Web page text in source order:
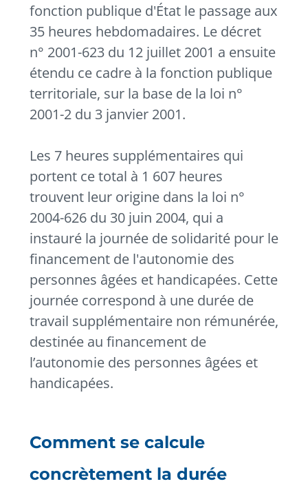
fonction publique d'État le passage aux
35 heures hebdomadaires. Le décret
n° 2001-623 du 12 juillet 2001 a ensuite
étendu ce cadre à la fonction publique
territoriale, sur la base de la loi n°
2001-2 du 3 janvier 2001.
Les 7 heures supplémentaires qui
portent ce total à 1 607 heures
trouvent leur origine dans la loi n°
2004-626 du 30 juin 2004, qui a
instauré la journée de solidarité pour le
financement de l'autonomie des
personnes âgées et handicapées. Cette
journée correspond à une durée de
travail supplémentaire non rémunérée,
destinée au financement de
l’autonomie des personnes âgées et
handicapées.
Comment se calcule
concrètement la durée